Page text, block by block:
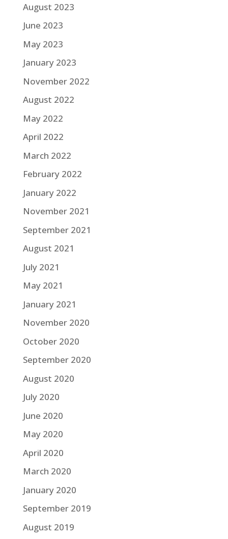
August 2023
June 2023
May 2023
January 2023
November 2022
August 2022
May 2022
April 2022
March 2022
February 2022
January 2022
November 2021
September 2021
August 2021
July 2021
May 2021
January 2021
November 2020
October 2020
September 2020
August 2020
July 2020
June 2020
May 2020
April 2020
March 2020
January 2020
September 2019
August 2019